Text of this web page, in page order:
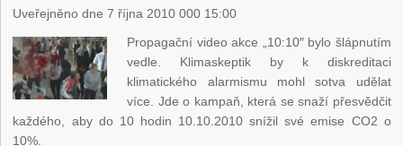
Uveřejněno dne 7 října 2010 000 15:00
Propagační video akce „10:10″ bylo šlápnutím
vedle. Klimaskeptik by k diskreditaci
klimatického alarmismu mohl sotva udělat
více. Jde o kampaň, která se snaží přesvědčit
každého, aby do 10 hodin 10.10.2010 snížil své emise CO2 o
10%.